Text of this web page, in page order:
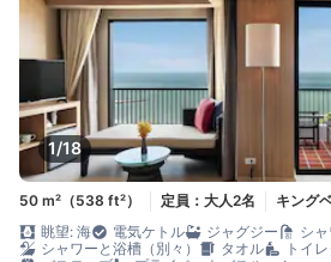
1/18
50 m²（538 ft²） 定員：大人2名
キング
眺望: 海
電気ケトル ジャグジー
シ
シャワーと浴槽（別々）
タオル トイ